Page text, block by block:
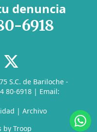
denuncia
6918
S.C. de Bariloche -
80-6918 | Email:
| Archivo
by Troop